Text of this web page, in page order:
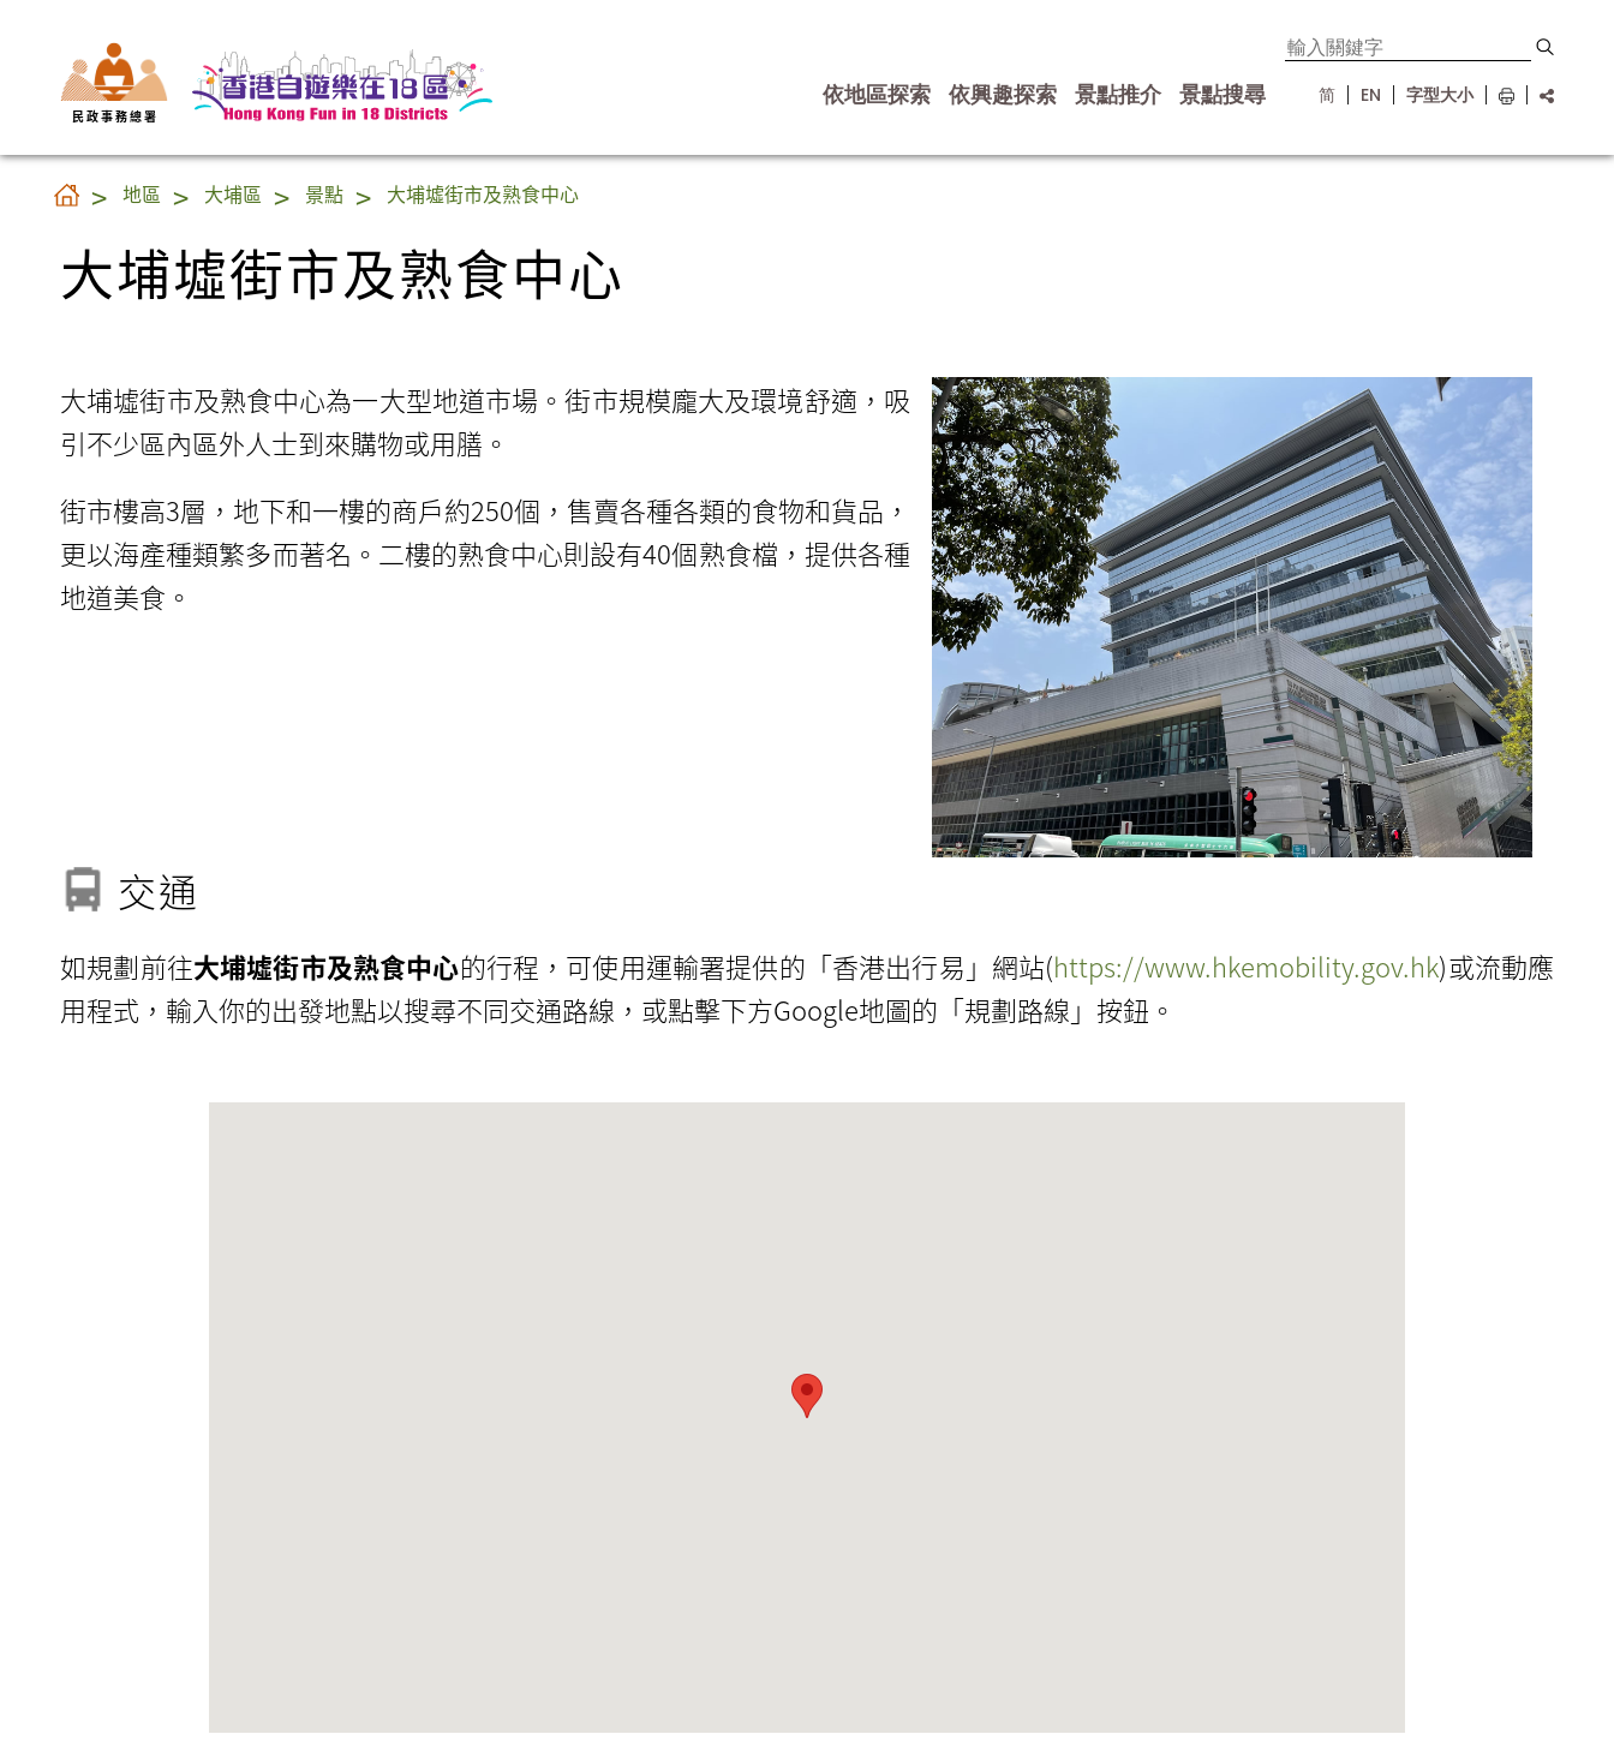
民 政 事 務 總 署
依地區探索 依興趣探索 景點推介 景點搜尋 简 EN 字型大小
大埔墟街市及熟食中心
地區 大埔區 景點 大埔墟街市及熟食中心
大埔墟街市及熟食中心
大埔墟街市及熟食中心為一大型地道市場。街市規模龐大及環境舒適，吸
引不少區內區外人士到來購物或用膳。
街市樓高3層，地下和一樓的商戶約250個，售賣各種各類的食物和貨品，
更以海產種類繁多而著名。二樓的熟食中心則設有40個熟食檔，提供各種
地道美食。
交通
如規劃前往大埔墟街市及熟食中心的行程，可使用運輸署提供的「香港出行易」網站(https://www.hkemobility.gov.hk)或流動應
用程式，輸入你的出發地點以搜尋不同交通路線，或點擊下方Google地圖的「規劃路線」按鈕。